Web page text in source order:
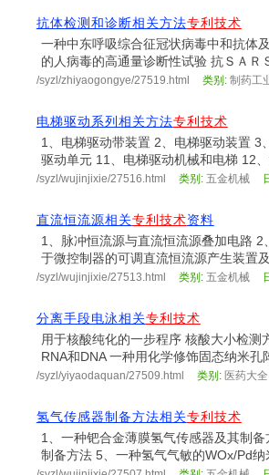
抗体检测和诊断相关方法专利技术
一种中东呼吸综合征冠状病毒中和抗体
的人病毒的高通量诊断性试验 抗ＳＡＲ
/syzl/zhiyaogongye/27519.html 类别: 制药工
电梯驱动系列相关方法专利技术
1、电梯驱动带装置 2、电梯驱动装置
驱动单元 11、电梯驱动机械和电梯 12
/syzl/wujinjixie/27516.html 类别: 五金机械
直流恒流源相关专利技术资料
1、脉冲恒流源与直流恒流源叠加电路
于微控制器的可调直流恒流源产生装置
/syzl/wujinjixie/27513.html 类别: 五金机械
分离手段电泳相关专利技术
用于核酸纯化的一步程序 核酸大小检
RNA和DNA 一种用化学修饰固态纳米孔
/syzl/yiyaodaquan/27509.html 类别: 医药大全
氢气传感器制备方法相关专利技术
1、一种钯合金薄膜氢气传感器及其制
制备方法 5、一种氢气气敏的WOx/Pd